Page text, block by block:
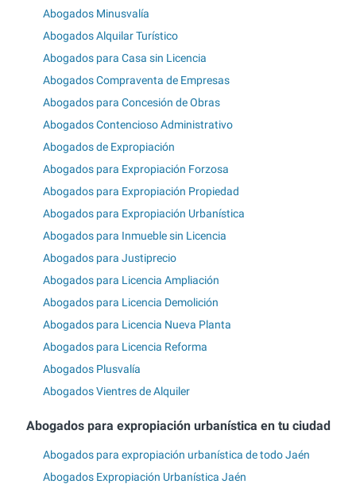
Abogados Minusvalía
Abogados Alquilar Turístico
Abogados para Casa sin Licencia
Abogados Compraventa de Empresas
Abogados para Concesión de Obras
Abogados Contencioso Administrativo
Abogados de Expropiación
Abogados para Expropiación Forzosa
Abogados para Expropiación Propiedad
Abogados para Expropiación Urbanística
Abogados para Inmueble sin Licencia
Abogados para Justiprecio
Abogados para Licencia Ampliación
Abogados para Licencia Demolición
Abogados para Licencia Nueva Planta
Abogados para Licencia Reforma
Abogados Plusvalía
Abogados Vientres de Alquiler
Abogados para expropiación urbanística en tu ciudad
Abogados para expropiación urbanística de todo Jaén
Abogados Expropiación Urbanística Jaén